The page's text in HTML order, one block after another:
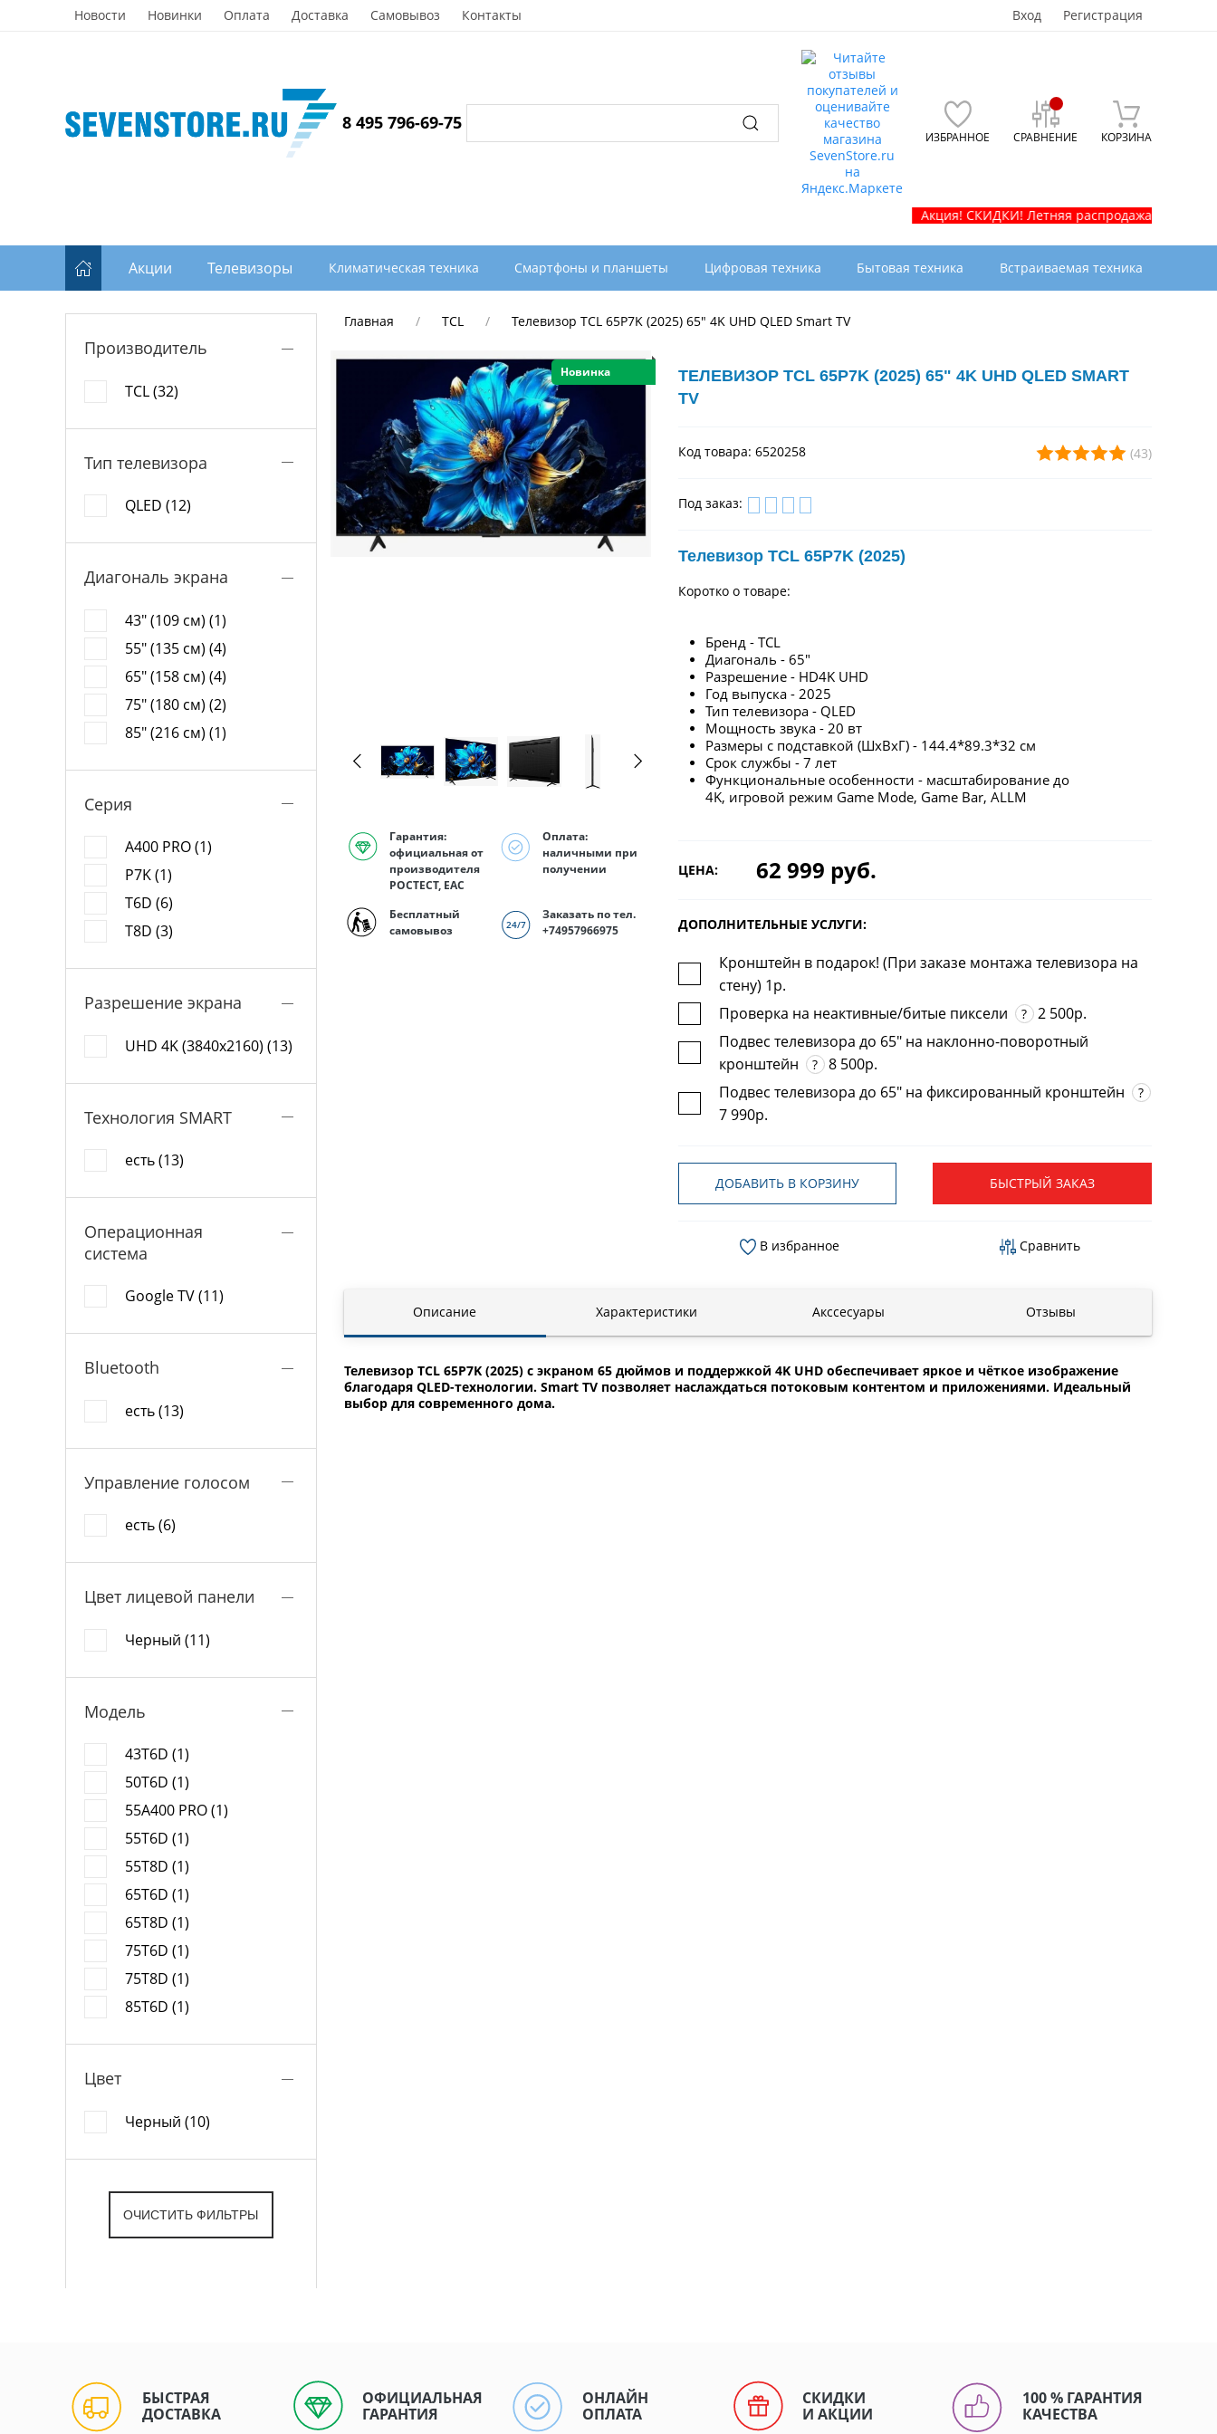
Новости Новинки Оплата Доставка Самовывоз Контакты Вход Регистрация
8 495 796-69-75
ИЗБРАННОЕ СРАВНЕНИЕ КОРЗИНА
Акция! СКИДКИ! Летняя распродажа телевизоров и
Акции Телевизоры Климатическая техника Смартфоны и планшеты Цифровая техника Бытовая техника Встраиваемая техника
Производитель
TCL (32)
Тип телевизора
QLED (12)
Диагональ экрана
43" (109 см) (1)
55" (135 см) (4)
65" (158 см) (4)
75" (180 см) (2)
85" (216 см) (1)
Серия
A400 PRO (1)
P7K (1)
T6D (6)
T8D (3)
Разрешение экрана
UHD 4K (3840x2160) (13)
Технология SMART
есть (13)
Операционная
система
Google TV (11)
Bluetooth
есть (13)
Управление голосом
есть (6)
Цвет лицевой панели
Черный (11)
Модель
43T6D (1)
50T6D (1)
55A400 PRO (1)
55T6D (1)
55T8D (1)
65T6D (1)
65T8D (1)
75T6D (1)
75T8D (1)
85T6D (1)
Цвет
Черный (10)
Главная TCL Телевизор TCL 65P7K (2025) 65" 4K UHD QLED Smart TV
Новинка
Гарантия:
официальная от
производителя
РОСТЕСТ, EAC
Оплата:
наличными при
получении
Бесплатный
самовывоз
Заказать по тел.
+74957966975
ТЕЛЕВИЗОР TCL 65P7K (2025) 65" 4K UHD QLED SMART
TV
Код товара: 6520258 (43)
Под заказ:
Телевизор TCL 65P7K (2025)
Коротко о товаре:
Бренд - TCL
Диагональ - 65"
Разрешение - HD4K UHD
Год выпуска - 2025
Тип телевизора - QLED
Мощность звука - 20 вт
Размеры с подставкой (ШxВxГ) - 144.4*89.3*32 см
Срок службы - 7 лет
Функциональные особенности - масштабирование до
4K, игровой режим Game Mode, Game Bar, ALLM
ЦЕНА: 62 999 руб.
ДОПОЛНИТЕЛЬНЫЕ УСЛУГИ:
Кронштейн в подарок! (При заказе монтажа телевизора на
стену) 1р.
Проверка на неактивные/битые пиксели
? 2 500р.
Подвес телевизора до 65" на наклонно-поворотный
кронштейн
? 8 500р.
Подвес телевизора до 65" на фиксированный кронштейн
?
7 990р.
ДОБАВИТЬ В КОРЗИНУ БЫСТРЫЙ ЗАКАЗ
В избранное Сравнить
Описание Характеристики Акссесуары Отзывы
Телевизор TCL 65P7K (2025) с экраном 65 дюймов и поддержкой 4K UHD обеспечивает яркое и чёткое изображение
благодаря QLED-технологии. Smart TV позволяет наслаждаться потоковым контентом и приложениями. Идеальный
выбор для современного дома.
БЫСТРАЯ
ДОСТАВКА
ОФИЦИАЛЬНАЯ
ГАРАНТИЯ
ОНЛАЙН
ОПЛАТА
СКИДКИ
И АКЦИИ
100 % ГАРАНТИЯ
КАЧЕСТВА